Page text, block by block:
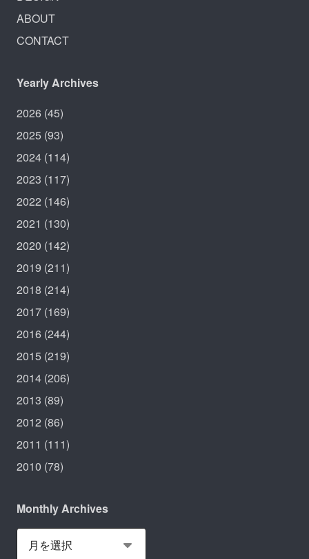
ABOUT
CONTACT
Yearly Archives
2026 (45)
2025 (93)
2024 (114)
2023 (117)
2022 (146)
2021 (130)
2020 (142)
2019 (211)
2018 (214)
2017 (169)
2016 (244)
2015 (219)
2014 (206)
2013 (89)
2012 (86)
2011 (111)
2010 (78)
Monthly Archives